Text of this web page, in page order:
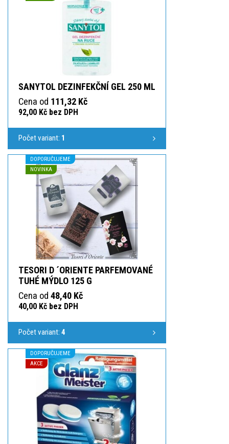
SANYTOL DEZINFEKČNÍ GEL 250 ML
Cena od 111,32 Kč
92,00 Kč bez DPH
Počet variant: 1
DOPORUČUJEME
NOVINKA
TESORI D ´ORIENTE PARFEMOVANÉ
TUHÉ MÝDLO 125 G
Cena od 48,40 Kč
40,00 Kč bez DPH
Počet variant: 4
DOPORUČUJEME
AKCE